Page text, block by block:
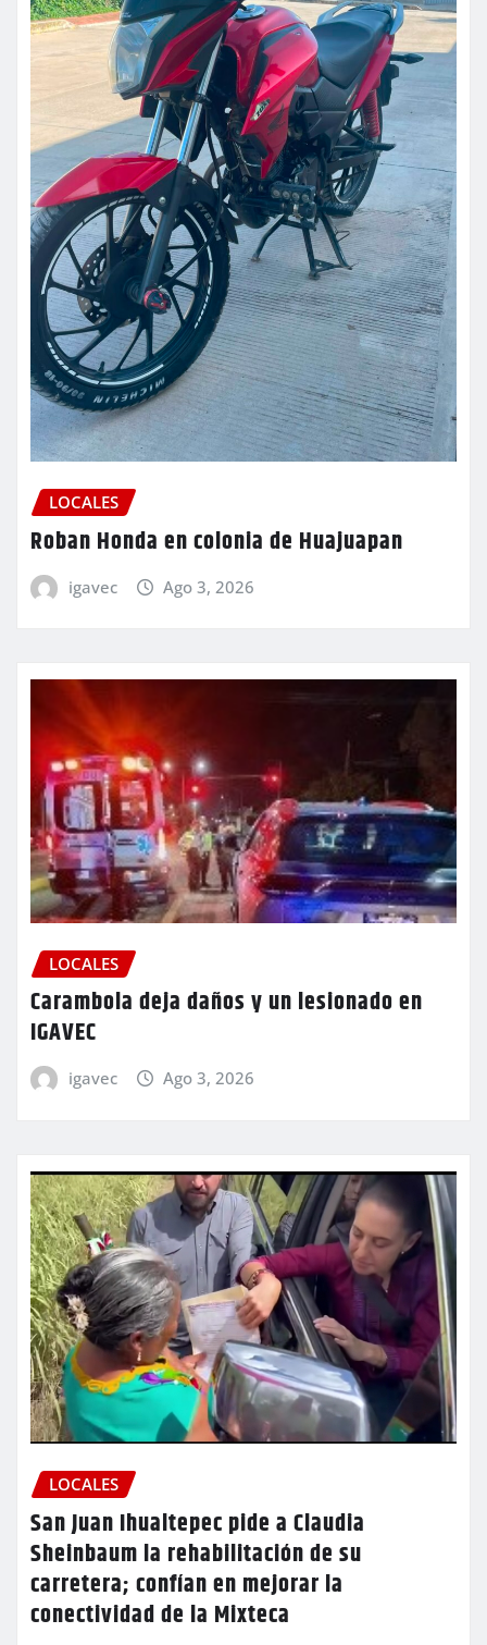
LOCALES
Roban Honda en colonia de Huajuapan
igavec Ago 3, 2026
LOCALES
Carambola deja daños y un lesionado en
IGAVEC
igavec Ago 3, 2026
LOCALES
San Juan Ihualtepec pide a Claudia
Sheinbaum la rehabilitación de su
carretera; confían en mejorar la
conectividad de la Mixteca